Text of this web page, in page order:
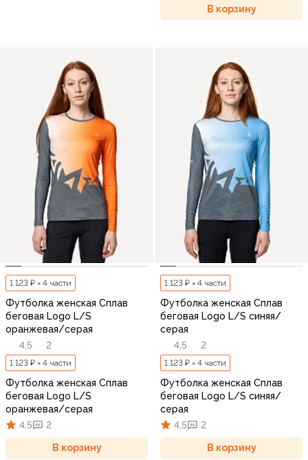
В корзину
1 123 ₽ × 4 части
Футболка женская Сплав
беговая Logo L/S
оранжевая/серая
4,5
2
1 123 ₽ × 4 части
Футболка женская Сплав
беговая Logo L/S
оранжевая/серая
4,5
2
В корзину
1 123 ₽ × 4 части
Футболка женская Сплав
беговая Logo L/S синяя/
серая
4,5
2
1 123 ₽ × 4 части
Футболка женская Сплав
беговая Logo L/S синяя/
серая
4,5
2
В корзину